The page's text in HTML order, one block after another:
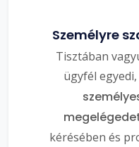
Személyre
Tisztában
ügyfél
kérésében és